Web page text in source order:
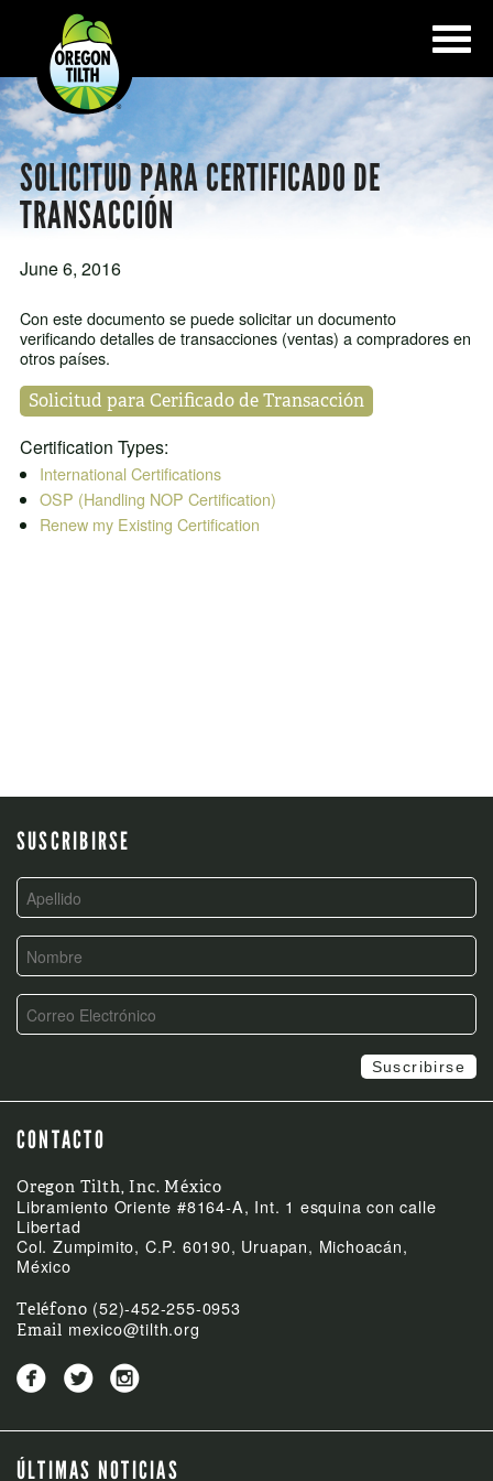
SOLICITUD PARA CERTIFICADO DE
TRANSACCIÓN
June 6, 2016
Con este documento se puede solicitar un documento
verificando detalles de transacciones (ventas) a compradores en
otros países.
Solicitud para Cerificado de Transacción
Certification Types:
International Certifications
OSP (Handling NOP Certification)
Renew my Existing Certification
SUSCRIBIRSE
CONTACTO
Oregon Tilth, Inc. México
Libramiento Oriente #8164-A, Int. 1 esquina con calle
Libertad
Col. Zumpimito, C.P. 60190, Uruapan, Michoacán,
México
Teléfono (52)-452-255-0953
Email mexico@tilth.org
  
ÚLTIMAS NOTICIAS